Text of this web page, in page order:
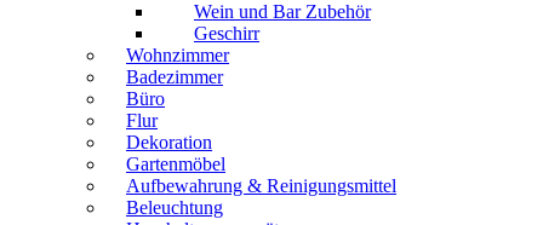
Wein und Bar Zubehör
Geschirr
Wohnzimmer
Badezimmer
Büro
Flur
Dekoration
Gartenmöbel
Aufbewahrung & Reinigungsmittel
Beleuchtung